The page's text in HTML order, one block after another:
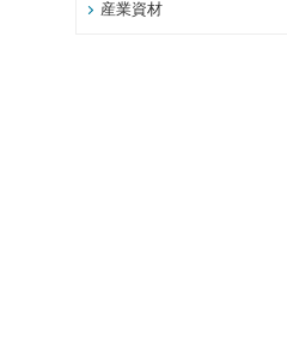
産業資材